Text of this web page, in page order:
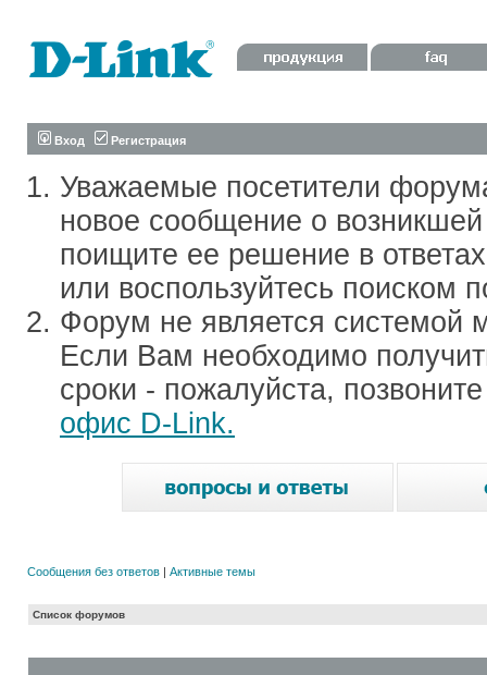
Вход Регистрация
Уважаемые посетители
новое сообщение о
поищите ее решение в
или воспользуйтесь поиском
Форум не является системой
Если Вам необходимо
сроки - пожалуйста,
офис D-Link.
Сообщения без ответов | Активные темы
Список форумов